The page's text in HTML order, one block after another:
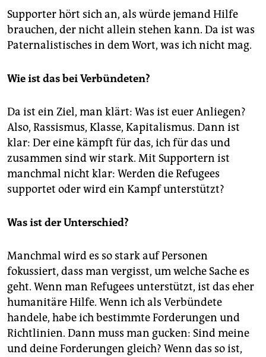
Supporter hört sich an, als würde jemand Hilfe
brauchen, der nicht allein stehen kann. Da ist was
Paternalistisches in dem Wort, was ich nicht mag.
Wie ist das bei Verbündeten?
Da ist ein Ziel, man klärt: Was ist euer Anliegen?
Also, Rassismus, Klasse, Kapitalismus. Dann ist
klar: Der eine kämpft für das, ich für das und
zusammen sind wir stark. Mit Supportern ist
manchmal nicht klar: Werden die Refugees
supportet oder wird ein Kampf unterstützt?
Was ist der Unterschied?
Manchmal wird es so stark auf Personen
fokussiert, dass man vergisst, um welche Sache es
geht. Wenn man Refugees unterstützt, ist das eher
humanitäre Hilfe. Wenn ich als Verbündete
handele, habe ich bestimmte Forderungen und
Richtlinien. Dann muss man gucken: Sind meine
und deine Forderungen gleich? Wenn das so ist,